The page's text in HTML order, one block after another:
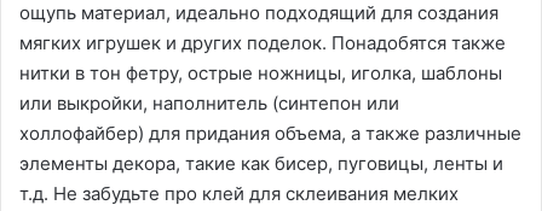
ощупь материал, идеально подходящий для создания
мягких игрушек и других поделок. Понадобятся также
нитки в тон фетру, острые ножницы, иголка, шаблоны
или выкройки, наполнитель (синтепон или
холлофайбер) для придания объема, а также различные
элементы декора, такие как бисер, пуговицы, ленты и
т.д. Не забудьте про клей для склеивания мелких